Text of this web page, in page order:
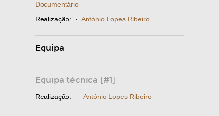
Documentário
Realização: · António Lopes Ribeiro
Equipa
Equipa técnica [#1]
Realização: · António Lopes Ribeiro